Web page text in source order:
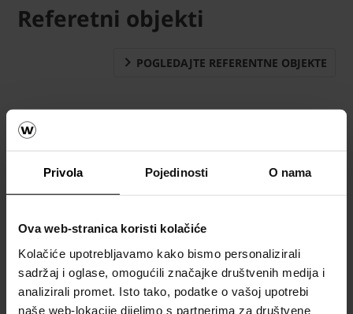
Privola Pojedinosti O nama
Ova web-stranica koristi kolačiće
Kolačiće upotrebljavamo kako bismo personalizirali
sadržaj i oglase, omogućili značajke društvenih medija i
analizirali promet. Isto tako, podatke o vašoj upotrebi
naše web-lokacije dijelimo s partnerima za društvene
Referetni objekti
POGLEDAJTE REFERENTNE OBJEKTE